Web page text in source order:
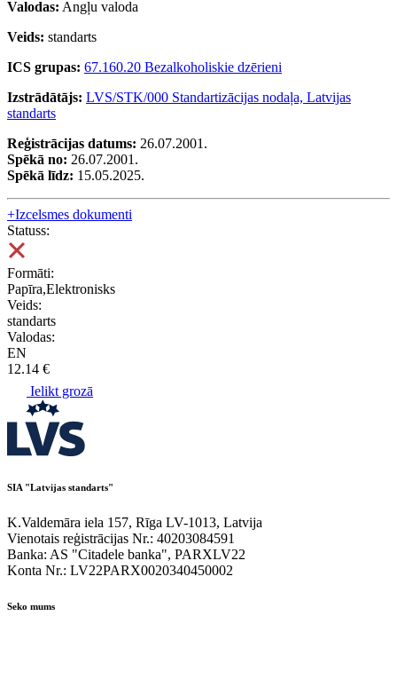
Valodas: Angļu valoda
Veids: standarts
ICS grupas: 67.160.20 Bezalkoholiskie dzērieni
Izstrādātājs: LVS/STK/000 Standartizācijas nodaļa, Latvijas
standarts
Reģistrācijas datums: 26.07.2001.
Spēkā no: 26.07.2001.
Spēkā līdz: 15.05.2025.
+Izcelsmes dokumenti
Statuss:
Formāti:
Papīra,Elektronisks
Veids:
standarts
Valodas:
EN
12.14 €
Ielikt grozā
SIA "Latvijas standarts"
K.Valdemāra iela 157, Rīga LV-1013, Latvija
Vienotais reģistrācijas Nr.: 40203084591
Banka: AS "Citadele banka", PARXLV22
Konta Nr.: LV22PARX0020340450002
Seko mums